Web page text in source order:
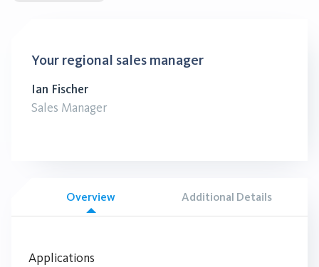
Your regional sales manager
Ian Fischer
Sales Manager
Overview Additional Details
Applications